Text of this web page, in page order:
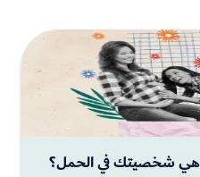
هي شخصيتك في الحمل؟